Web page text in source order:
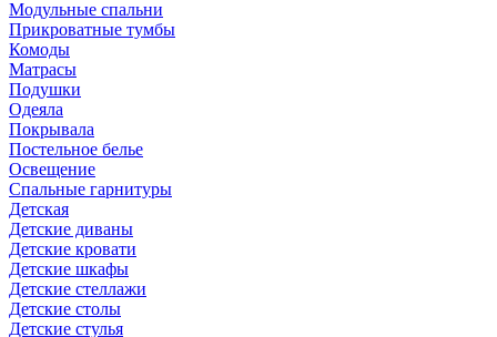
Модульные спальни
Прикроватные тумбы
Комоды
Матрасы
Подушки
Одеяла
Покрывала
Постельное белье
Освещение
Спальные гарнитуры
Детская
Детские диваны
Детские кровати
Детские шкафы
Детские стеллажи
Детские столы
Детские стулья